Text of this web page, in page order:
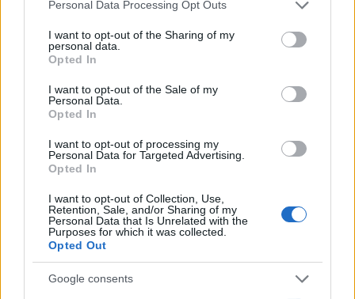
not limited to your visit or usage behaviour. You may click to
grant or deny consent to Google and its third-party tags to
use your data for below specified purposes in below Google
consent section.
Personal Data Processing Opt Outs
I want to opt-out of the Sharing of my
personal data.
Opted In
I want to opt-out of the Sale of my
Personal Data.
Opted In
I want to opt-out of processing my
Personal Data for Targeted Advertising.
Opted In
I want to opt-out of Collection, Use,
Retention, Sale, and/or Sharing of my
Personal Data that Is Unrelated with the
Purposes for which it was collected.
Opted Out
Google consents
Continua a leggere
BASKET